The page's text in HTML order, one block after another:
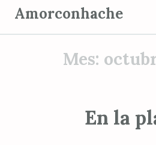
Amorconhache
Mes:
En la